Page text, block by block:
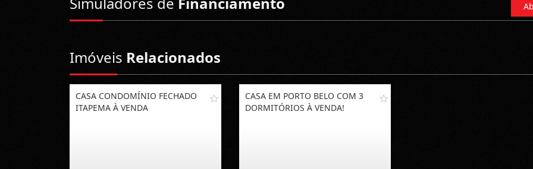
Imóveis Relacionados
CASA CONDOMÍNIO FECHADO
ITAPEMA À VENDA
CASA EM PORTO BELO COM 3
DORMITÓRIOS À VENDA!